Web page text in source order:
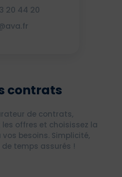
contrats
de contrats,
offres et choisissez la
besoins. Simplicité,
temps assurés !
20 44 20